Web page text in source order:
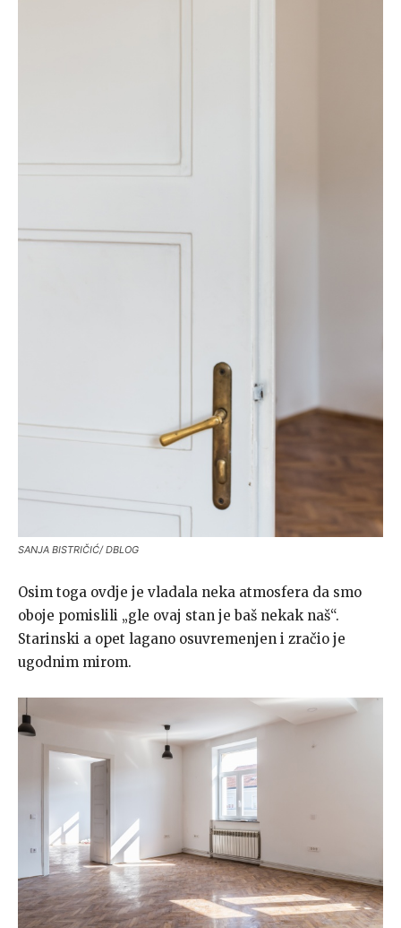
SANJA BISTRIČIĆ/ DBLOG
Osim toga ovdje je vladala neka atmosfera da smo
oboje pomislili „gle ovaj stan je baš nekak naš“.
Starinski a opet lagano osuvremenjen i zračio je
ugodnim mirom.